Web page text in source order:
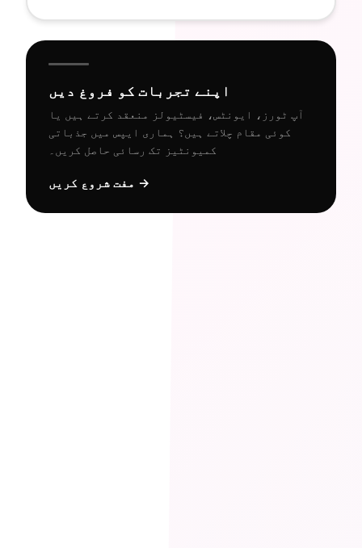
اپنے تجربات کو فروغ دیں
آپ ٹورز، ایونٹس، فیسٹیولز منعقد کرتے ہیں یا
کوئی مقام چلاتے ہیں؟ ہماری ایپس میں جذباتی
کمیونٹیز تک رسائی حاصل کریں۔
مفت شروع کریں →